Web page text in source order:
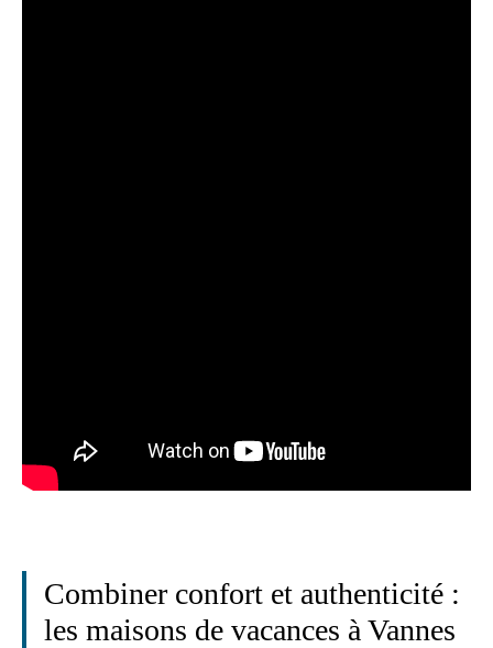
Combiner confort et authenticité :
les maisons de vacances à Vannes